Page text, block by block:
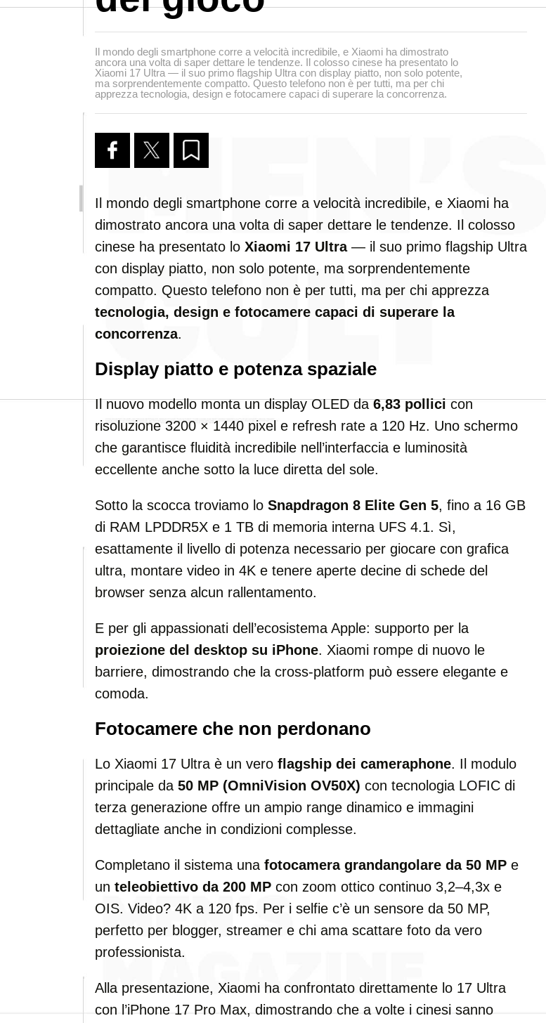
Il mondo degli smartphone corre a velocità incredibile, e Xiaomi ha dimostrato
ancora una volta di saper dettare le tendenze. Il colosso cinese ha presentato lo
Xiaomi 17 Ultra — il suo primo flagship Ultra con display piatto, non solo potente,
ma sorprendentemente compatto. Questo telefono non è per tutti, ma per chi
apprezza tecnologia, design e fotocamere capaci di superare la concorrenza.
Il mondo degli smartphone corre a velocità incredibile, e Xiaomi ha
dimostrato ancora una volta di saper dettare le tendenze. Il colosso
cinese ha presentato lo Xiaomi 17 Ultra— il suo primo flagship Ultra
con display piatto, non solo potente, ma sorprendentemente
compatto. Questo telefono non è per tutti, ma per chi apprezza
tecnologia, design e fotocamere capaci di superare la
concorrenza.
Display piatto e potenza spaziale
Il nuovo modello monta un display OLED da6,83 pollicicon
risoluzione 3200 × 1440 pixel e refresh rate a 120 Hz. Uno schermo
che garantisce fluidità incredibile nell’interfaccia e luminosità
eccellente anche sotto la luce diretta del sole.
Sotto la scocca troviamo lo Snapdragon 8 Elite Gen 5, fino a 16 GB
di RAM LPDDR5X e 1 TB di memoria interna UFS 4.1. Sì,
esattamente il livello di potenza necessario per giocare con grafica
ultra, montare video in 4K e tenere aperte decine di schede del
browser senza alcun rallentamento.
E per gli appassionati dell’ecosistema Apple: supporto per la
proiezione del desktop su iPhone. Xiaomi rompe di nuovo le
barriere, dimostrando che la cross-platform può essere elegante e
comoda.
Fotocamere che non perdonano
Lo Xiaomi 17 Ultra è un vero flagship dei cameraphone. Il modulo
principale da 50 MP (OmniVision OV50X) con tecnologia LOFIC di
terza generazione offre un ampio range dinamico e immagini
dettagliate anche in condizioni complesse.
Completano il sistema una fotocamera grandangolare da 50 MP e
un teleobiettivo da 200 MP con zoom ottico continuo 3,2–4,3x e
OIS. Video? 4K a 120 fps. Per i selfie c’è un sensore da 50 MP,
perfetto per blogger, streamer e chi ama scattare foto da vero
professionista.
Alla presentazione, Xiaomi ha confrontato direttamente lo 17 Ultra
con l’iPhone 17 Pro Max, dimostrando che a volte i cinesi sanno